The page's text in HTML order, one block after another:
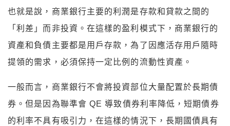
也就是說，商業銀行主要的利潤是存款和貸款之間的
「利差」而非投資。在這樣的盈利模式下，商業銀行的
資產和負債主要都是用戶存款，為了因應活存用戶隨時
提領的需求，必須保持一定比例的流動性資產。
一般而言，商業銀行不會將投資部位大量配置於長期債
券。但是因為聯準會 QE 導致債券利率降低，短期債券
的利率不具有吸引力，在這樣的情況下，長期國債具有